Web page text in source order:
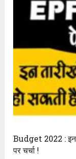
Budget 2022 : इन
पर चर्चा !